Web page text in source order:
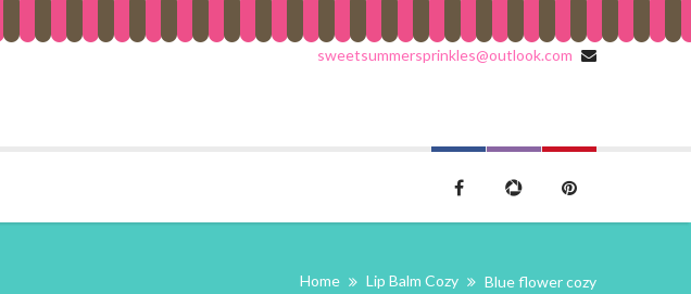
sweetsummersprinkles@outlook.com
Home Lip Balm Cozy Blue flower cozy